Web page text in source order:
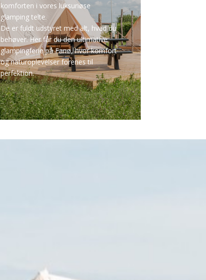
komforten i vores luksuriøse
glamping telte.
De er fuldt udstyret med alt, hvad du
behøver. Her får du den ultimative
glampingferie på Fanø, hvor komfort
og naturoplevelser forenes til
perfektion.